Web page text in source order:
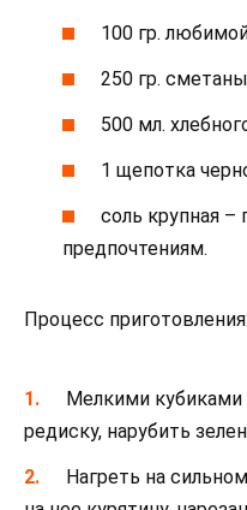
100 гр.
250 гр.
500 мл.
1 щепотка
соль крупная
предпочтениям.
Процесс приготовления:
Мелкими кубиками
редиску, нарубить
Нагреть на